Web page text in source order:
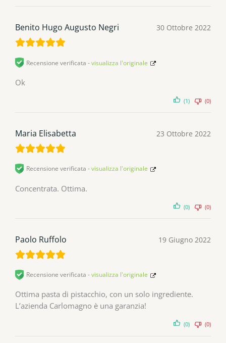
Benito Hugo Augusto Negri 30 Ottobre 2022
Recensione verificata -visualizza l'originale
Ok
(1) (0)
Maria Elisabetta 23 Ottobre 2022
Recensione verificata -visualizza l'originale
Concentrata. Ottima.
(0) (0)
Paolo Ruffolo 19 Giugno 2022
Recensione verificata -visualizza l'originale
Ottima pasta di pistacchio, con un solo ingrediente.
L’azienda Carlomagno è una garanzia!
(0) (0)